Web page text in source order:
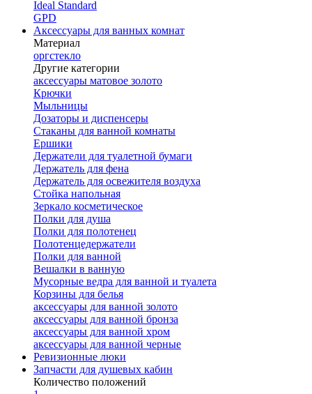
Ideal Standard
GPD
Аксессуары для ванных комнат
Материал
оргстекло
Другие категории
аксессуары матовое золото
Крючки
Мыльницы
Дозаторы и диспенсеры
Стаканы для ванной комнаты
Ершики
Держатели для туалетной бумаги
Держатель для фена
Держатель для освежителя воздуха
Стойка напольная
Зеркало косметическое
Полки для душа
Полки для полотенец
Полотенцедержатели
Полки для ванной
Вешалки в ванную
Мусорные ведра для ванной и туалета
Корзины для белья
аксессуары для ванной золото
аксессуары для ванной бронза
аксессуары для ванной хром
аксессуары для ванной черные
Ревизионные люки
Запчасти для душевых кабин
Количество положений